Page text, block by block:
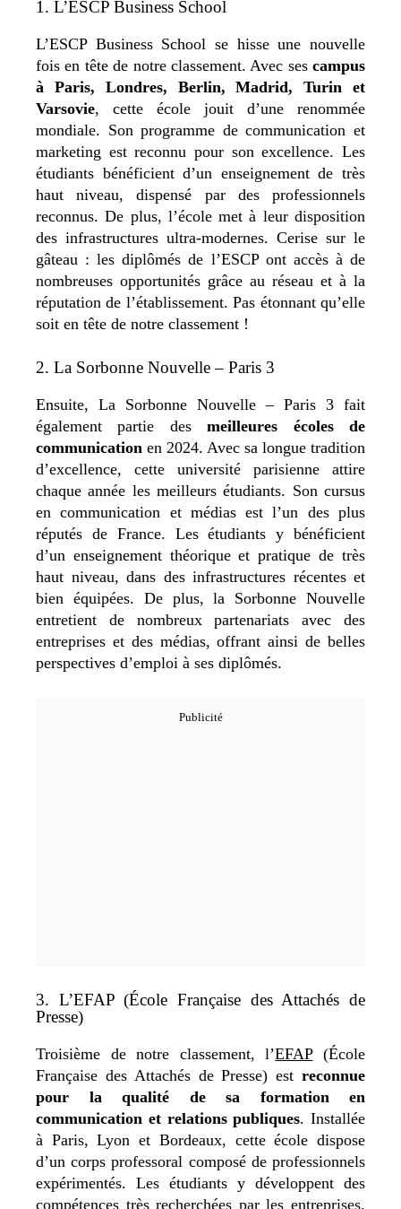
1. L’ESCP Business School
L’ESCP Business School se hisse une nouvelle
fois en tête de notre classement. Avec ses campus
à Paris, Londres, Berlin, Madrid, Turin et
Varsovie, cette école jouit d’une renommée
mondiale. Son programme de communication et
marketing est reconnu pour son excellence. Les
étudiants bénéficient d’un enseignement de très
haut niveau, dispensé par des professionnels
reconnus. De plus, l’école met à leur disposition
des infrastructures ultra-modernes. Cerise sur le
gâteau : les diplômés de l’ESCP ont accès à de
nombreuses opportunités grâce au réseau et à la
réputation de l’établissement. Pas étonnant qu’elle
soit en tête de notre classement !
2. La Sorbonne Nouvelle – Paris 3
Ensuite, La Sorbonne Nouvelle – Paris 3 fait
également partie desmeilleures écoles de
communication en 2024. Avec sa longue tradition
d’excellence, cette université parisienne attire
chaque année les meilleurs étudiants. Son cursus
en communication et médias est l’un des plus
réputés de France. Les étudiants y bénéficient
d’un enseignement théorique et pratique de très
haut niveau, dans des infrastructures récentes et
bien équipées. De plus, la Sorbonne Nouvelle
entretient de nombreux partenariats avec des
entreprises et des médias, offrant ainsi de belles
perspectives d’emploi à ses diplômés.
3. L’EFAP (École Française des Attachés de
Presse)
Troisième de notre classement, l’EFAP(École
Française des Attachés de Presse) est reconnue
pour la qualité de sa formation en
communication et relations publiques. Installée
à Paris, Lyon et Bordeaux, cette école dispose
d’un corps professoral composé de professionnels
expérimentés. Les étudiants y développent des
compétences très recherchées par les entreprises.